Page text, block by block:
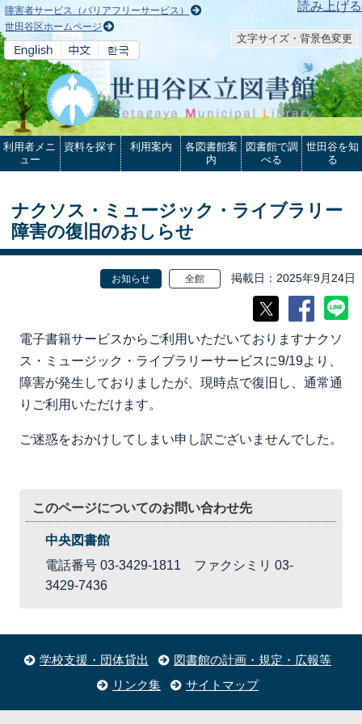
本文へ 読み上げる
障害者サービス（バリアフリーサービス）
世田谷区ホームページ
文字サイズ・背景色変更
利用者メニ
ュー
資料を探す 利用案内
各図書館案
内
図書館で調
べる
世田谷を知
る
ナクソス・ミュージック・ライブラリー
障害の復旧のおしらせ
お知らせ 全館 掲載日 2025年9月24日
電子書籍サービスからご利用いただいておりますナクソ
ス・ミュージック・ライブラリーサービスに9/19より、
障害が発生しておりましたが、現時点で復旧し、通常通
りご利用いただけます。
ご迷惑をおかけしてしまい申し訳ございませんでした。
このページについてのお問い合わせ先
中央図書館
電話番号 03-3429-1811 ファクシミリ 03-
3429-7436
学校支援・団体貸出
図書館の計画・規定・広報等
リンク集
サイトマップ